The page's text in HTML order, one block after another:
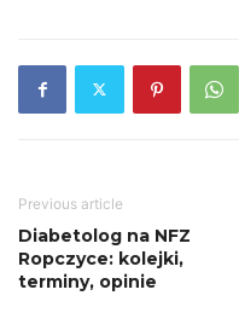
Previous article
Diabetolog na NFZ
Ropczyce: kolejki,
terminy, opinie